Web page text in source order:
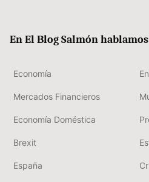
En El Blog Salmón hablamos
Economía
Mercados Financieros
Economía Doméstica
Brexit
España